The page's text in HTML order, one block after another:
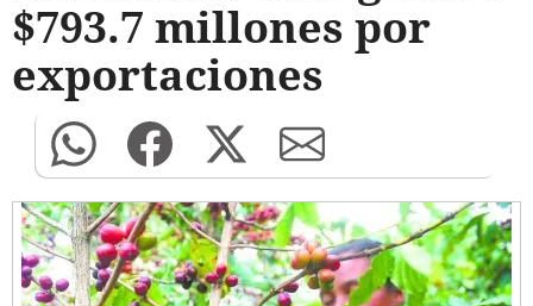
$793.7 millones por
exportaciones